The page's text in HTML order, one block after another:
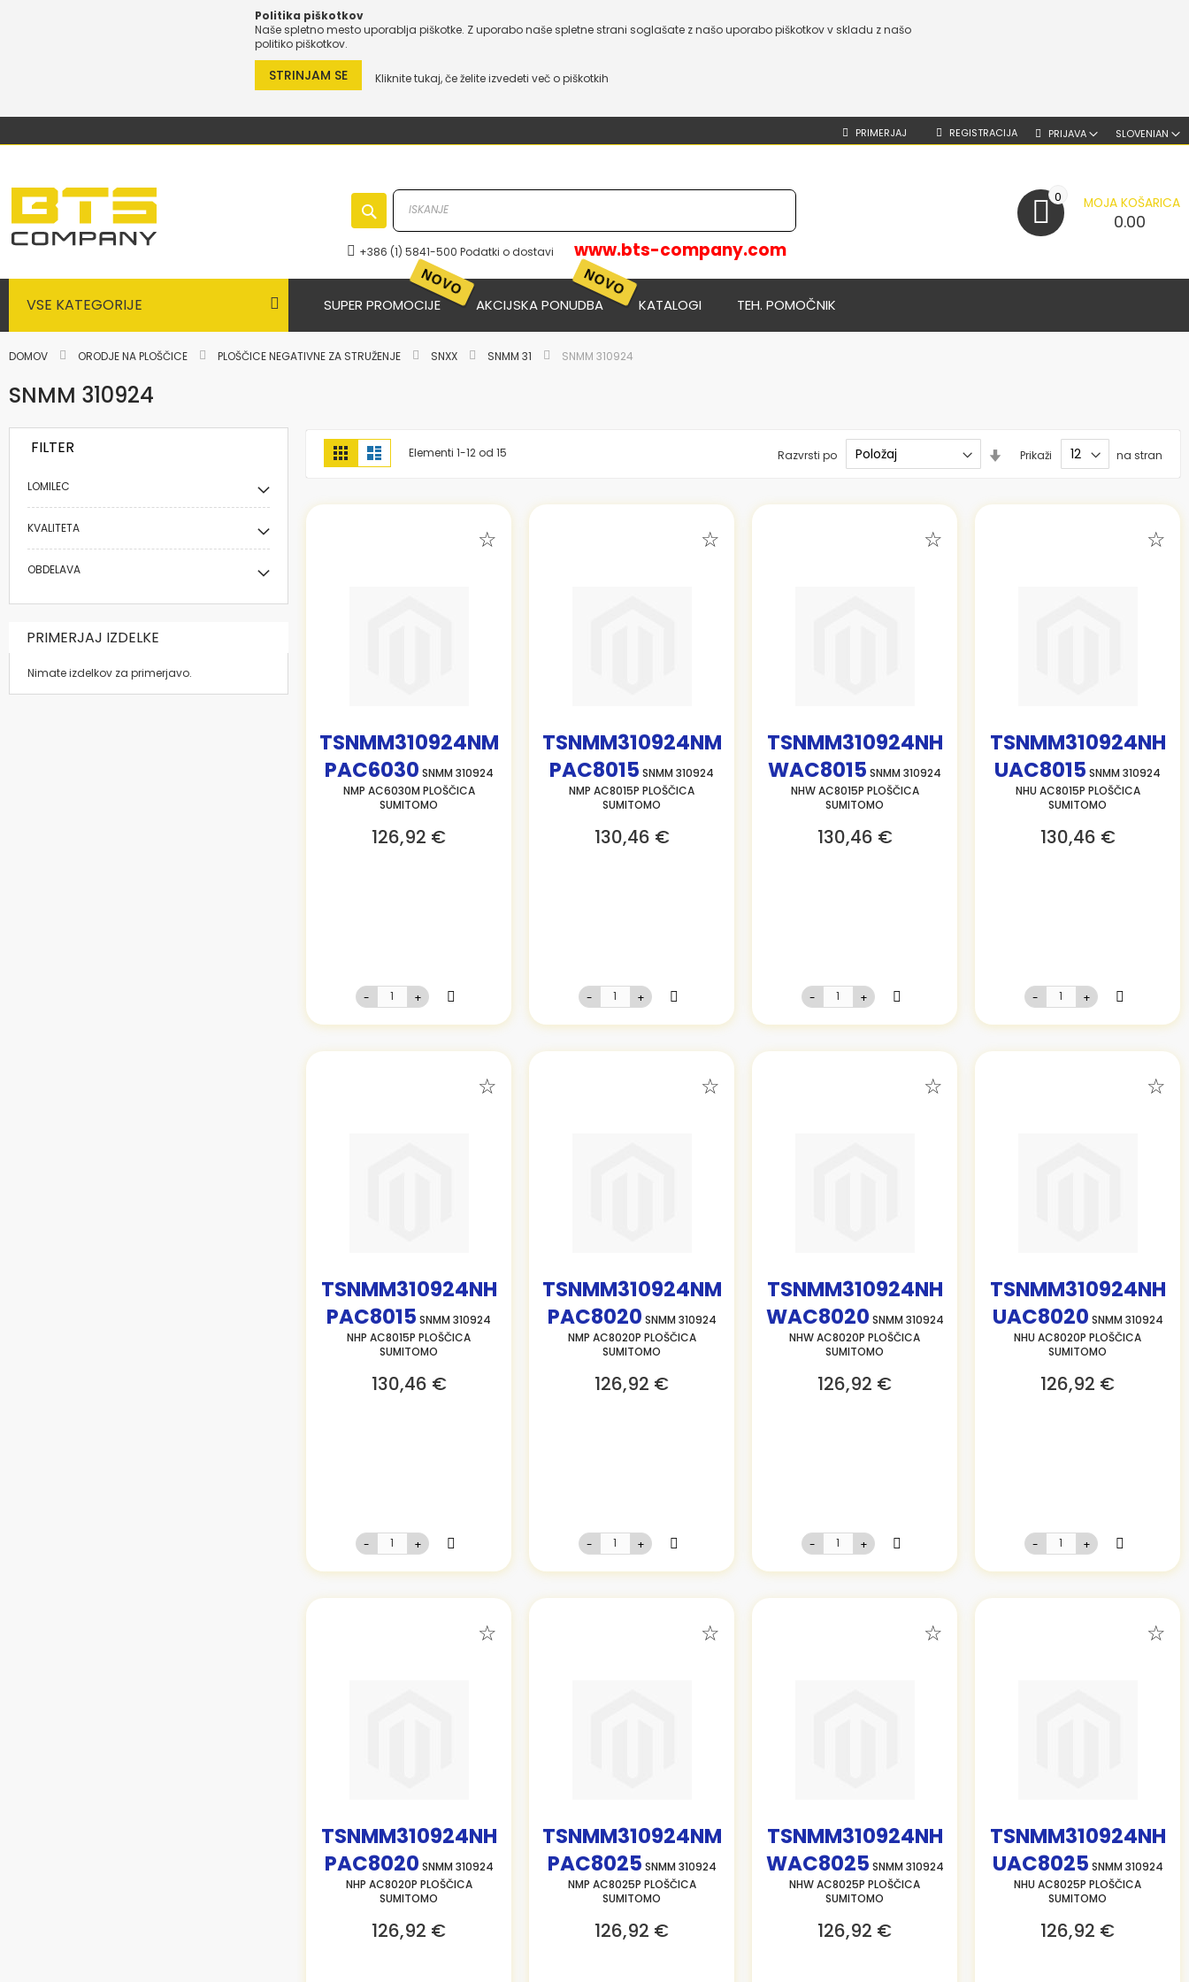
Politika piškotkov
Naše spletno mesto uporablja piškotke. Z uporabo naše spletne strani soglašate z našo uporabo piškotkov v skladu z našo
politiko piškotkov.
Kliknite tukaj, če želite izvedeti več o piškotkih
STRINJAM SE
SLOVENIAN
PRIMERJAJ PRIJAVA
REGISTRACIJA
+386 (1) 5841-500 Podatki o dostavi www.bts-company.com
MOJA KOŠARICA
0.00
0
VSE KATEGORIJE
NOVO
SUPER PROMOCIJE
NOVO
AKCIJSKA PONUDBA KATALOGI TEH. POMOČNIK
DOMOV ORODJE NA PLOŠČICE PLOŠČICE NEGATIVNE ZA STRUŽENJE SNXX SNMM 31 SNMM 310924
SNMM 310924
Prikaži
kot
MrežaSeznamElementi 1-12 od 15 Prikaži na stran
Razvrsti po
Nastavi
TSNMM310924NM
PAC6030 SNMM 310924
NMP AC6030M PLOŠČICA
SUMITOMO
126,92 €
- +
TSNMM310924NM
PAC8015 SNMM 310924
NMP AC8015P PLOŠČICA
SUMITOMO
130,46 €
- +
TSNMM310924NH
WAC8015 SNMM 310924
NHW AC8015P PLOŠČICA
SUMITOMO
130,46 €
- +
TSNMM310924NH
UAC8015 SNMM 310924
NHU AC8015P PLOŠČICA
SUMITOMO
130,46 €
- +
TSNMM310924NH
PAC8015 SNMM 310924
NHP AC8015P PLOŠČICA
SUMITOMO
130,46 €
- +
TSNMM310924NM
PAC8020 SNMM 310924
NMP AC8020P PLOŠČICA
SUMITOMO
126,92 €
- +
TSNMM310924NH
WAC8020 SNMM 310924
NHW AC8020P PLOŠČICA
SUMITOMO
126,92 €
- +
TSNMM310924NH
UAC8020 SNMM 310924
NHU AC8020P PLOŠČICA
SUMITOMO
126,92 €
- +
TSNMM310924NH
PAC8020 SNMM 310924
NHP AC8020P PLOŠČICA
SUMITOMO
126,92 €
TSNMM310924NM
PAC8025 SNMM 310924
NMP AC8025P PLOŠČICA
SUMITOMO
126,92 €
TSNMM310924NH
WAC8025 SNMM 310924
NHW AC8025P PLOŠČICA
SUMITOMO
126,92 €
TSNMM310924NH
UAC8025 SNMM 310924
NHU AC8025P PLOŠČICA
SUMITOMO
126,92 €
FILTER
LOMILEC
KVALITETA
OBDELAVA
PRIMERJAJ IZDELKE
Nimate izdelkov za primerjavo.